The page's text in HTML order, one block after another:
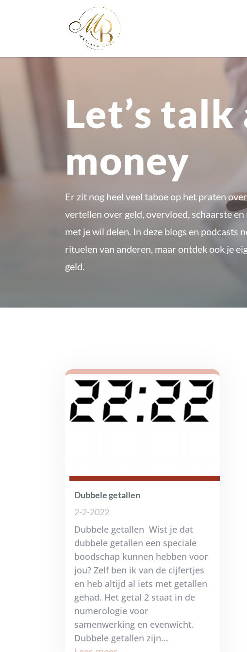
Let’s
money
Er zit nog heel veel taboe op het praten
vertellen over geld, overvloed, schaarste
met je wil delen. In deze blogs en podcasts
rituelen van anderen, maar ontdek ook je
geld.
Dubbele getallen
2-2-2022
Dubbele getallen Wist je dat
dubbele getallen een speciale
boodschap kunnen hebben voor
jou? Zelf ben ik van de cijfertjes
en heb altijd al iets met getallen
gehad. Het getal 2 staat in de
numerologie voor
samenwerking en evenwicht.
Dubbele getallen zijn...